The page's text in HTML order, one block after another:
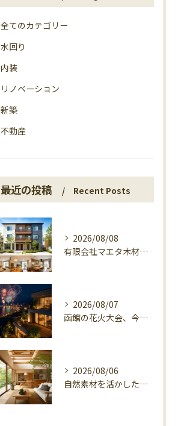
全てのカテゴリー
水回り
内装
リノベーション
新築
不動産
最近の投稿 Recent Posts
2026/08/08
有限会社マエタ木材が3世帯住宅で選ばれる理由
2026/08/07
函館の花火大会、今日の開催確認と湯の川の夜
2026/08/06
自然素材を活かした家づくり、マエタ木材の目線